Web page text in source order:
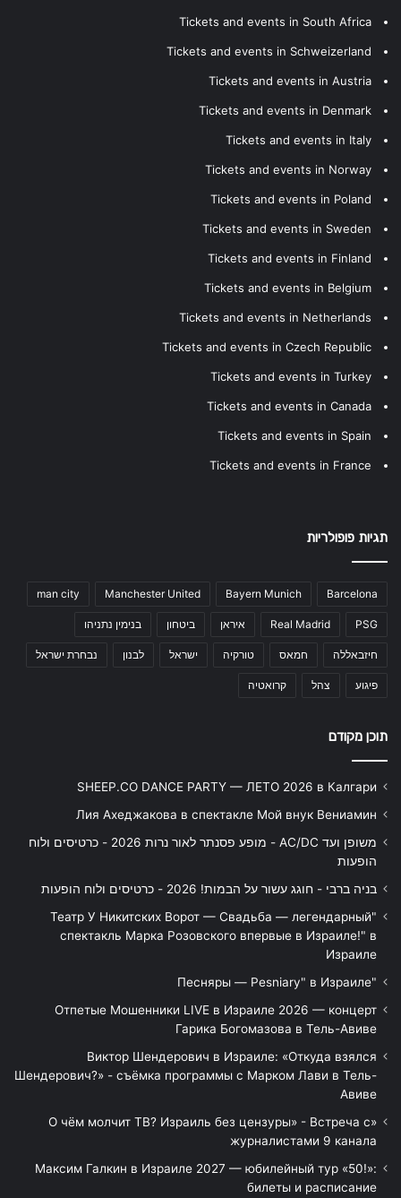
Tickets and events in South Africa
Tickets and events in Schweizerland
Tickets and events in Austria
Tickets and events in Denmark
Tickets and events in Italy
Tickets and events in Norway
Tickets and events in Poland
Tickets and events in Sweden
Tickets and events in Finland
Tickets and events in Belgium
Tickets and events in Netherlands
Tickets and events in Czech Republic
Tickets and events in Turkey
Tickets and events in Canada
Tickets and events in Spain
Tickets and events in France
תגיות פופולריות
Barcelona
Bayern Munich
Manchester United
man city
PSG
Real Madrid איראן ביטחון בנימין נתניהו
חיזבאללה חמאס טורקיה ישראל לבנון נבחרת ישראל
פיגוע צהל קרואטיה
תוכן מקודם
SHEEP.CO DANCE PARTY — ЛЕТО 2026 в Калгари
Лия Ахеджакова в спектакле Мой внук Вениамин
משופן ועד AC/DC - מופע פסנתר לאור נרות 2026 - כרטיסים ולוח
הופעות
בניה ברבי - חוגג עשור על הבמות! 2026 - כרטיסים ולוח הופעות
"Театр У Никитских Ворот — Свадьба — легендарный
спектакль Марка Розовского впервые в Израиле!" в
Израиле
"Песняры — Pesniary" в Израиле
Отпетые Мошенники LIVE в Израиле 2026 — концерт
Гарика Богомазова в Тель-Авиве
Виктор Шендерович в Израиле: «Откуда взялся
Шендерович?» - съёмка программы с Марком Лави в Тель-
Авиве
«О чём молчит ТВ? Израиль без цензуры» - Встреча с
журналистами 9 канала
Максим Галкин в Израиле 2027 — юбилейный тур «50!»:
билеты и расписание